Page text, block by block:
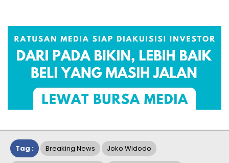
Tag : Breaking News Joko Widodo